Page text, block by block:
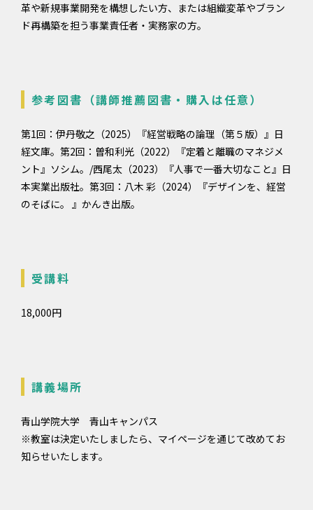
革や新規事業開発を構想したい方、または組織変革やブラン
ド再構築を担う事業責任者・実務家の方。
参考図書（講師推薦図書・購入は任意）
第1回：伊丹敬之（2025）『経営戦略の論理（第５版）』日
経文庫。第2回：曽和利光（2022）『定着と離職のマネジメ
ント』ソシム。/西尾太（2023）『人事で一番大切なこと』日
本実業出版社。第3回：八木 彩（2024）『デザインを、経営
のそばに。 』かんき出版。
受講料
18,000円
講義場所
青山学院大学 青山キャンパス
※教室は決定いたしましたら、マイページを通じて改めてお
知らせいたします。